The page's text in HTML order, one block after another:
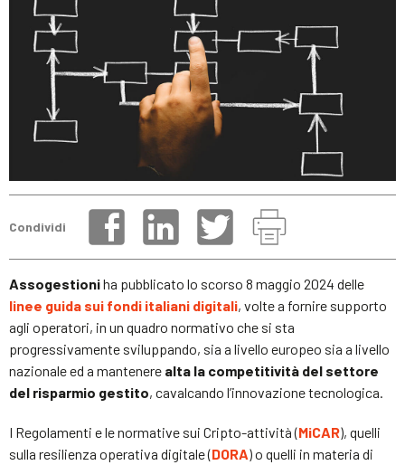
Condividi
Assogestioniha pubblicato lo scorso 8 maggio 2024 delle
linee guida sui fondi italiani digitali, volte a fornire supporto
agli operatori, in un quadro normativo che si sta
progressivamente sviluppando, sia a livello europeo sia a livello
nazionale ed a mantenere alta la competitività del settore
del risparmio gestito, cavalcando l’innovazione tecnologica.
I Regolamenti e le normative sui Cripto-attività (MiCAR), quelli
sulla resilienza operativa digitale (DORA) o quelli in materia di